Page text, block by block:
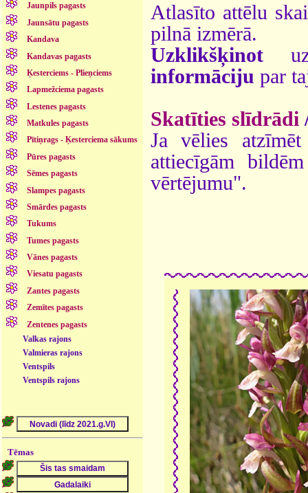
Jaunpils pagasts
Jaunsātu pagasts
Kandava
Kandavas pagasts
Ķesterciems - Plieņciems
Lapmežciema pagasts
Lestenes pagasts
Matkules pagasts
Pītiņrags - Ķesterciema sākums
Pūres pagasts
Sēmes pagasts
Slampes pagasts
Smārdes pagasts
Tukums
Tumes pagasts
Vānes pagasts
Viesatu pagasts
Zantes pagasts
Zemītes pagasts
Zentenes pagasts
Valkas rajons
Valmieras rajons
Ventspils
Ventspils rajons
Tēmas
Atlasīto attēlu
pilnā izmērā.
Uzklikšķinot
informāciju par
Skatīties slīdrādi
Ja vēlies
attiecīgām
vērtējumu".